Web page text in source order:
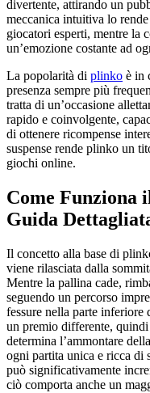
divertente, attirando un
meccanica intuitiva lo
giocatori esperti, mentre la
un’emozione costante ad
La popolarità di plinko è in
presenza sempre più
tratta di un’occasione
rapido e coinvolgente,
di ottenere ricompense
suspense rende plinko un
giochi online.
Come Funziona
Guida
Il concetto alla base di
viene rilasciata dalla
Mentre la pallina cade,
seguendo un percorso
fessure nella parte inferiore
un premio differente,
determina l’ammontare
ogni partita unica e ricca di
può significativamente
ciò comporta anche un